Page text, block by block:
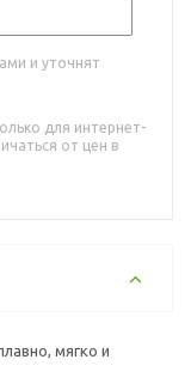
и уточнят
для интернет-
от цен в
мягко и